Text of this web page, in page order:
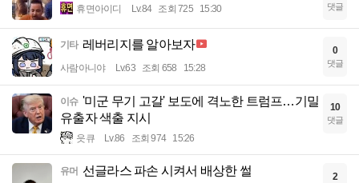
휴면아이디 Lv.84 조회 725 15:30 댓글
기타 레버리지를 알아보자
사람아니야 Lv.63 조회 658 15:28
0
댓글
이슈 '미군 무기 고갈' 보도에 격노한 트럼프…기밀
유출자 색출 지시
읏큐 Lv.86 조회 974 15:26
10
댓글
유머 선글라스 파손 시켜서 배상한 썰 2